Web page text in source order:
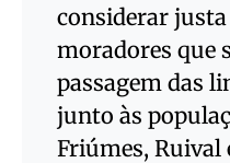
considerar
moradores que
passagem das
junto às
Friúmes, Ruival